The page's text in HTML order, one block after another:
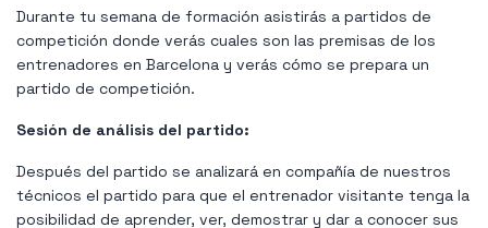
Durante tu semana de formación asistirás a partidos de
competición donde verás cuales son las premisas de los
entrenadores en Barcelona y verás cómo se prepara un
partido de competición.
Sesión de análisis del partido:
Después del partido se analizará en compañía de nuestros
técnicos el partido para que el entrenador visitante tenga la
posibilidad de aprender, ver, demostrar y dar a conocer sus